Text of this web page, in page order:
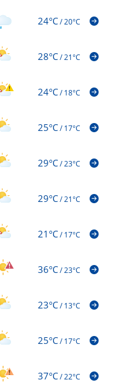
24°C/20°C
28°C/21°C
24°C/18°C
25°C/17°C
29°C/23°C
29°C/21°C
21°C/17°C
36°C/23°C
23°C/13°C
25°C/17°C
37°C/22°C